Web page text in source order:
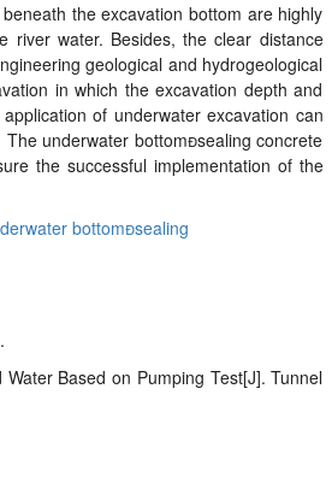
the excavation bottom are highly
river water. Besides, the clear distance
geological and hydrogeological
in which the excavation depth and
of underwater excavation can
underwater bottomsealing concrete
the successful implementation of the
bottomsealing
Based on Pumping Test[J]. Tunnel